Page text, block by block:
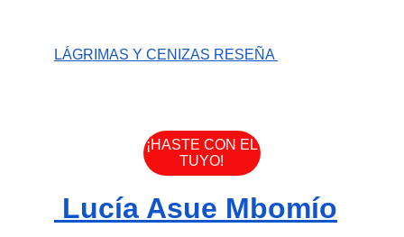
LÁGRIMAS Y CENIZAS RESEÑA
¡HASTE CON EL
TUYO!
Lucía Asue Mbomío